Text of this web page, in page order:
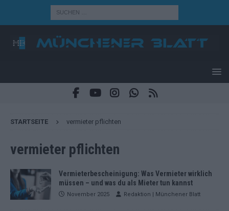
STARTSEITE vermieter pflichten
vermieter pflichten
Vermieterbescheinigung: Was Vermieter wirklich
müssen – und was du als Mieter tun kannst
November 2025 Redaktion | Münchener Blatt